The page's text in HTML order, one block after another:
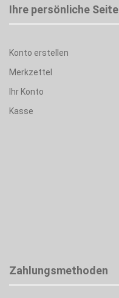
Ihre persönliche Seite
Konto erstellen
Merkzettel
Ihr Konto
Kasse
Zahlungsmethoden